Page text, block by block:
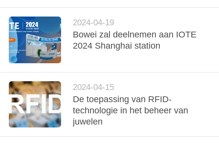
SITEMAP
PRIVACYBELEID
2024-04-19
Bowei zal deelnemen aan IOTE
2024 Shanghai station
2024-04-15
De toepassing van RFID-
technologie in het beheer van
juwelen